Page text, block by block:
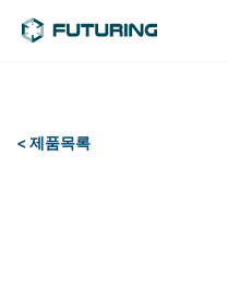
< 제품목록